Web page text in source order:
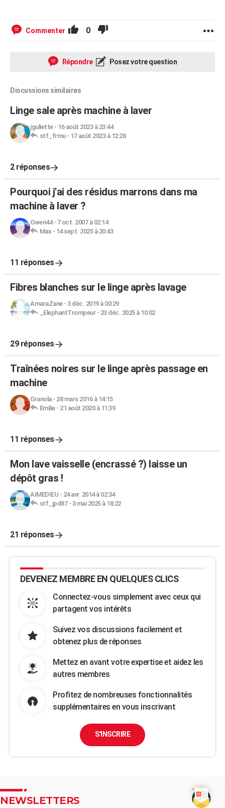
Commenter 0
Répondre Posez votre question
Discussions similaires
Linge sale après machine à laver
jguliette- 16 août 2023 à 23:44
stf_frmu- 17 août 2023 à 12:28
2 réponses
Pourquoi j'ai des résidus marrons dans ma
machine à laver ?
Gwen44- 7 oct. 2007 à 02:14
Max - 14 sept. 2025 à 20:43
11 réponses
Fibres blanches sur le linge après lavage
AmaraZane- 3 déc. 2019 à 00:29
_ElephantTrompeur- 23 déc. 2025 à 10:02
29 réponses
Traînées noires sur le linge après passage en
machine
Granola- 28 mars 2016 à 14:15
Emilie- 21 août 2020 à 11:39
11 réponses
Mon lave vaisselle (encrassé ?) laisse un
dépôt gras !
AIMEDIEU - 24 avr. 2014 à 02:34
stf_jpd87- 3 mai 2025 à 18:22
21 réponses
DEVENEZ MEMBRE EN QUELQUES CLICS
Connectez-vous simplement avec ceux qui
partagent vos intérêts
Suivez vos discussions facilement et
obtenez plus de réponses
Mettez en avant votre expertise et aidez les
autres membres
Profitez de nombreuses fonctionnalités
supplémentaires en vous inscrivant
S'INSCRIRE
NEWSLETTERS